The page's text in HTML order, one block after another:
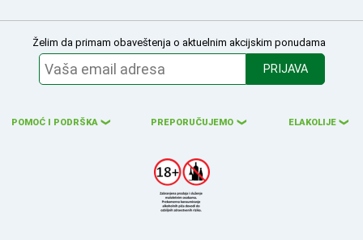
Želim da primam obaveštenja o aktuelnim akcijskim ponudama
PRIJAVA
POMOĆ I PODRŠKA ❮ PREPORUČUJEMO ❮ ELAKOLIJE ❮